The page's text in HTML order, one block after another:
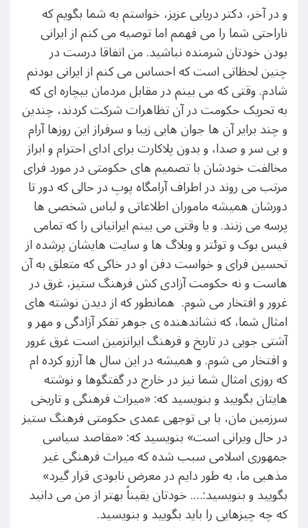
و در آخر، دکتر دریایی عزیز، خواستم به شما بگویم که
ناراحتی شما را می فهمم اما توصیه می کنم از ایرانی
بودن خودتان شرمنده نباشید. من اتفاقا درست در
چنین لحظاتی است که احساس می کنم از ایرانی بودنم
شادم. وقتی که می بینم در مقابل مردمان بیچاره ای که
به تحریک حکومت در آن تظاهرات شرکت کردند، چندین
و چند برایر آن ها جوان هایی زیبا و سرفراز این روزها آرام
و بی سر و صدا، و بدون پلاکارت برای ادای احترام و ابراز
مخالفت خودشان با تصمیم های حکومتی در مورد فرای
مرتب می روند در اطراف آرامگاه پوپ در حالی که دور تا
دورشان همیشه ماموران اطلاعاتی و لباس شخصی ها
پرسه می زنند. و یا وقتی می بینم ایرانیانی را که تمامی
فیس بوک و توئتر و وبلاگ ها و سایت هایشان پرشده از
تحسین فرای و خواست دفن او در خاکی که متعلق به آن
هاست و نه حکومت آزادی کش فرهنگ ستیز، غرق در
غرور و افتخار می شوم. همانطور که از دیدن نوشته های
امثال شما، که نشاندهنده ی جوهر تفکر آزادگی و مهر و
آشتی جویی در تاریخ و فرهنگ ایرانزمین است غرق غرور
و افتخار می شوم. و همیشه در این سال ها آرزو کرده ام
که روزی امثال شما نیز در خارج در گفتگوها و نوشته
هایتان بگویید و بنویسید که: «میراث فرهنگی و تاریخی
سرزمین مان، با بی توجهی عمدی حکومتی فرهنگ ستیز
در حال ویرانی است» بنویسید که: «مقاصد سیاسی
جمهوری اسلامی سبب شده که میراث فرهنگی غیر
مذهبی ما، به طور دایم در معرض نابودی قرار گیرد»
بگویید و بنویسید:…. خودتان یقیناً بهتر از من می دانید
که چه چیزهایی را باید بگویید و بنویسید.